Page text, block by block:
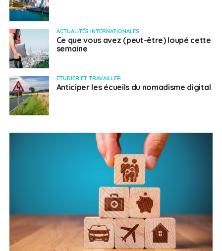
ACTUALITÉS INTERNATIONALES
Ce que vous avez (peut-être) loupé cette
semaine
ETUDIER ET TRAVAILLER
Anticiper les écueils du nomadisme digital